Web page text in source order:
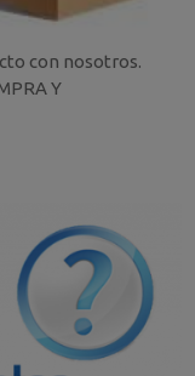
con nosotros.
Y